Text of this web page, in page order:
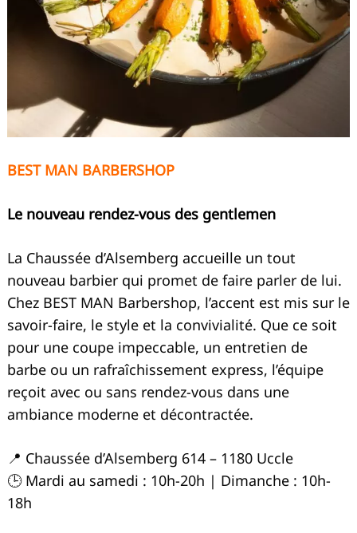
BEST MAN BARBERSHOP
Le nouveau rendez-vous des gentlemen
La Chaussée d’Alsemberg accueille un tout
nouveau barbier qui promet de faire parler de lui.
Chez BEST MAN Barbershop, l’accent est mis sur le
savoir-faire, le style et la convivialité. Que ce soit
pour une coupe impeccable, un entretien de
barbe ou un rafraîchissement express, l’équipe
reçoit avec ou sans rendez-vous dans une
ambiance moderne et décontractée.
📍 Chaussée d’Alsemberg 614 – 1180 Uccle
🕒 Mardi au samedi : 10h-20h | Dimanche : 10h-
18h